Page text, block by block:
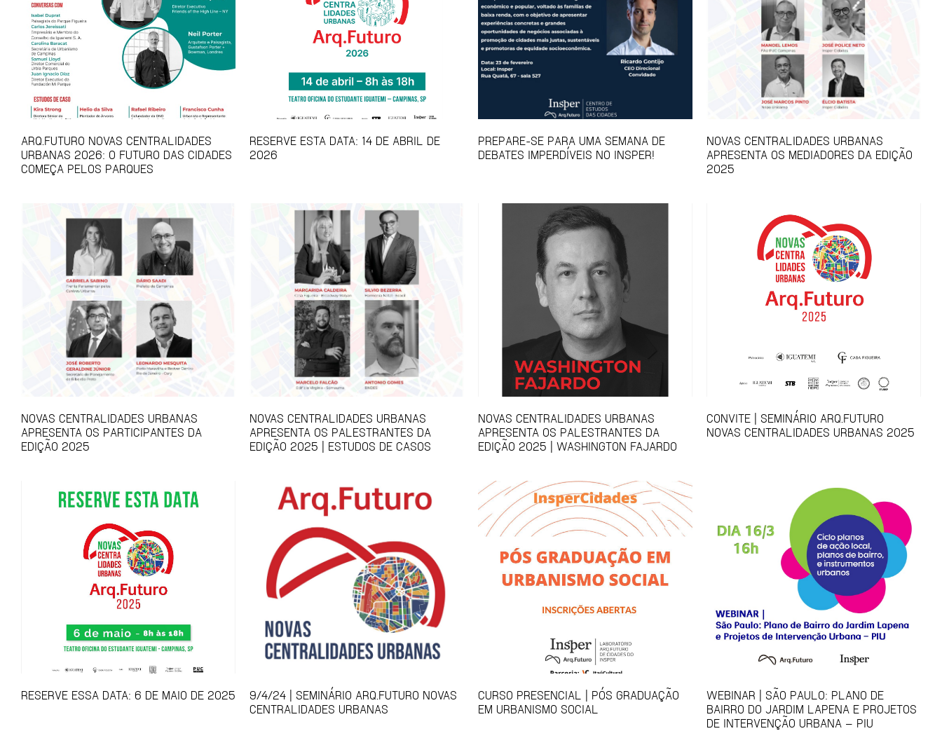
ARQ.FUTURO NOVAS CENTRALIDADES
URBANAS 2026: O FUTURO DAS CIDADES
COMEÇA PELOS PARQUES
RESERVE ESTA DATA: 14 DE ABRIL DE
2026
PREPARE-SE PARA UMA SEMANA DE
DEBATES IMPERDÍVEIS NO INSPER!
NOVAS CENTRALIDADES URBANAS
APRESENTA OS MEDIADORES DA EDIÇÃO
2025
NOVAS CENTRALIDADES URBANAS
APRESENTA OS PARTICIPANTES DA
EDIÇÃO 2025
NOVAS CENTRALIDADES URBANAS
APRESENTA OS PALESTRANTES DA
EDIÇÃO 2025 | ESTUDOS DE CASOS
NOVAS CENTRALIDADES URBANAS
APRESENTA OS PALESTRANTES DA
EDIÇÃO 2025 | WASHINGTON FAJARDO
CONVITE | SEMINÁRIO ARQ.FUTURO
NOVAS CENTRALIDADES URBANAS 2025
RESERVE ESSA DATA: 6 DE MAIO DE 2025
9/4/24 | SEMINÁRIO ARQ.FUTURO NOVAS
CENTRALIDADES URBANAS
CURSO PRESENCIAL | PÓS GRADUAÇÃO
EM URBANISMO SOCIAL
WEBINAR | SÃO PAULO: PLANO DE
BAIRRO DO JARDIM LAPENA E PROJETOS
DE INTERVENÇÃO URBANA – PIU